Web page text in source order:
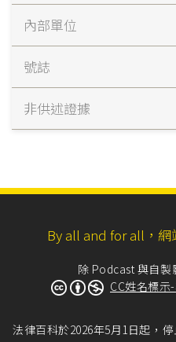
內部單位
號誌
非供述證據
By all and for all，網
除 Podcast 與自製
CC姓名標示
法律百科於2026年5月1日起，